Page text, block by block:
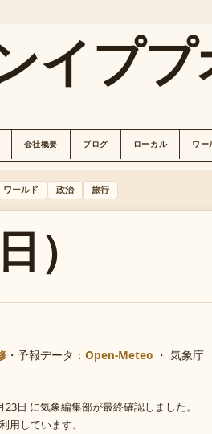
イプ
会社概要 ブログ ローカル ワー
ワールド 政治 旅行
）
・ 予報データ： Open-Meteo ・ 気象庁
日 に気象編集部が最終確認しました。
しています。